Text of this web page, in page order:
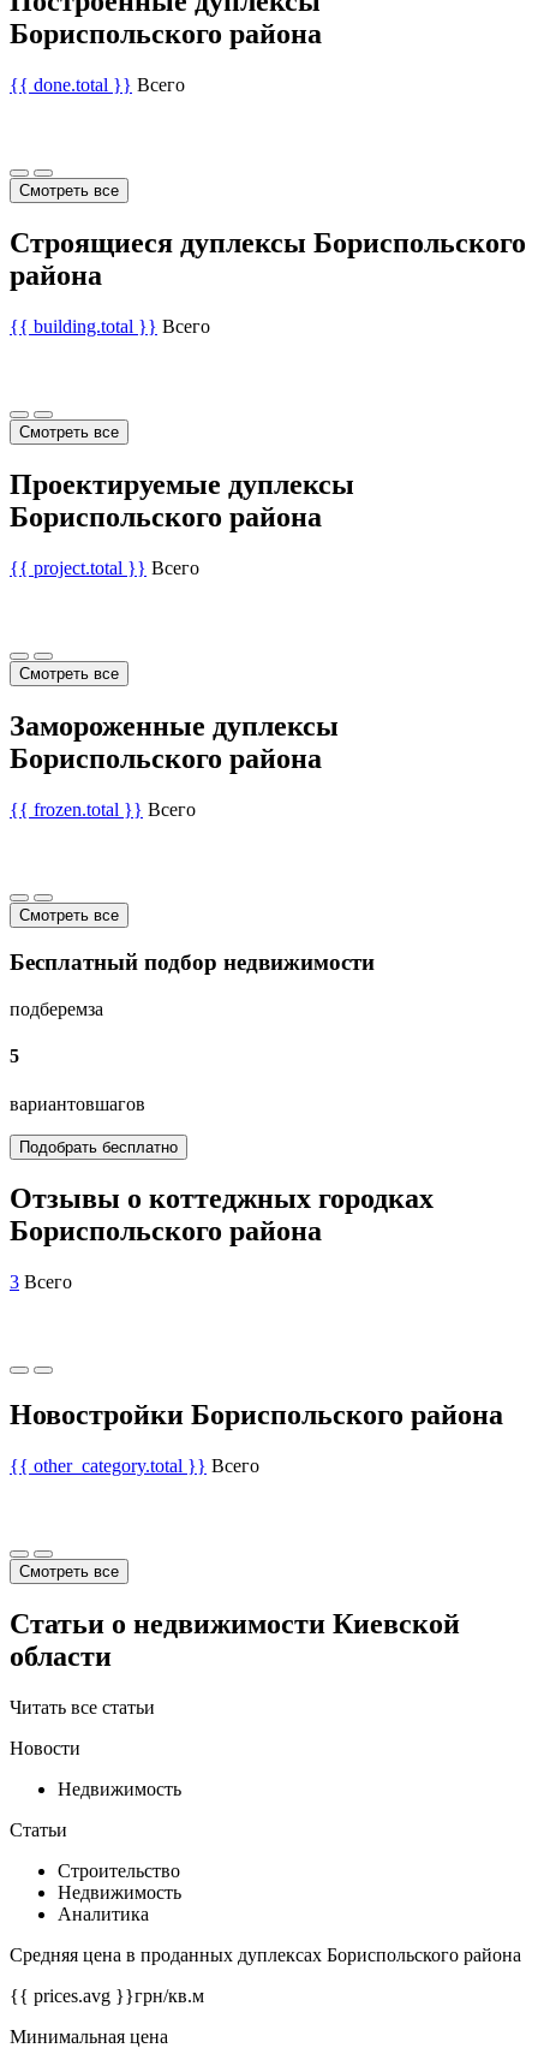
Бориспольского района
{{ done.total }} Всего
Смотреть все
Строящиеся дуплексы Бориспольского
района
{{ building.total }} Всего
Смотреть все
Проектируемые дуплексы
Бориспольского района
{{ project.total }} Всего
Смотреть все
Замороженные дуплексы
Бориспольского района
{{ frozen.total }} Всего
Смотреть все
Бесплатный подбор недвижимости
подберемза
5
вариантовшагов
Подобрать бесплатно
Отзывы о коттеджных городках
Бориспольского района
3 Всего
Новостройки Бориспольского района
{{ other_category.total }} Всего
Смотреть все
Статьи о недвижимости Киевской
области
Читать все статьи
Новости
Недвижимость
Статьи
Строительство
Недвижимость
Аналитика
Средняя цена в проданных дуплексах Бориспольского района
{{ prices.avg }}грн/кв.м
Минимальная цена